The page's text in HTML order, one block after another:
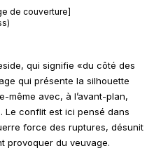
de couverture]
qui signifie «du côté des
qui présente la silhouette
même avec, à l’avant-plan,
Le conflit est ici pensé dans
force des ruptures, désunit
provoquer du veuvage.